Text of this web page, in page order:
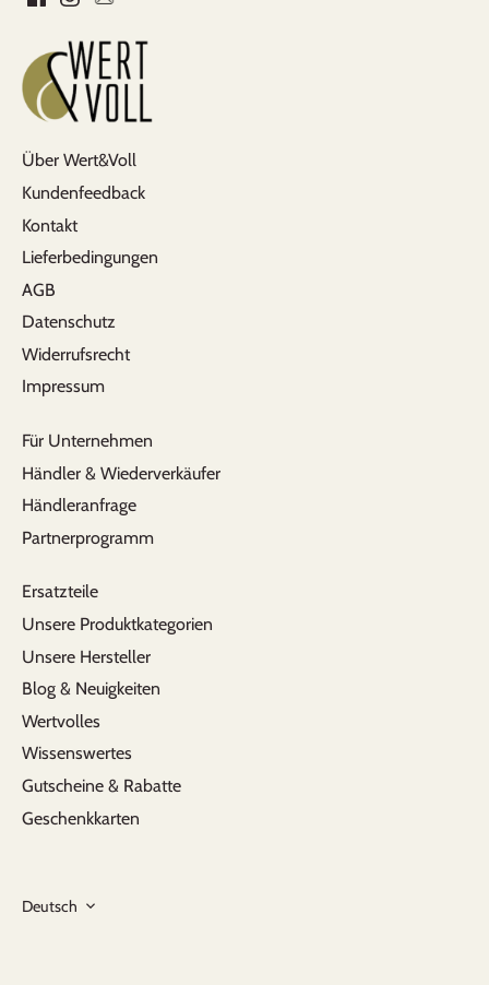
Über Wert&Voll
Kundenfeedback
Kontakt
Lieferbedingungen
AGB
Datenschutz
Widerrufsrecht
Impressum
Für Unternehmen
Händler & Wiederverkäufer
Händleranfrage
Partnerprogramm
Ersatzteile
Unsere Produktkategorien
Unsere Hersteller
Blog & Neuigkeiten
Wertvolles
Wissenswertes
Gutscheine & Rabatte
Geschenkkarten
Sprache
Deutsch